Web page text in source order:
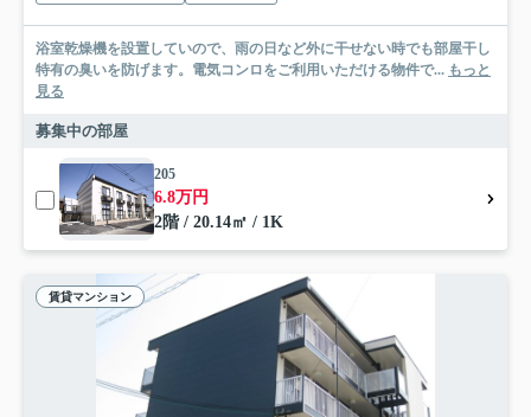
浴室乾燥機を設置していので、雨の日など外に干せない時でも部屋干し
特有の臭いを防げます。電気コンロをご利用いただける物件で... もっと
見る
募集中の部屋
205
6.8万円
2階 / 20.14㎡ / 1K
賃貸マンション